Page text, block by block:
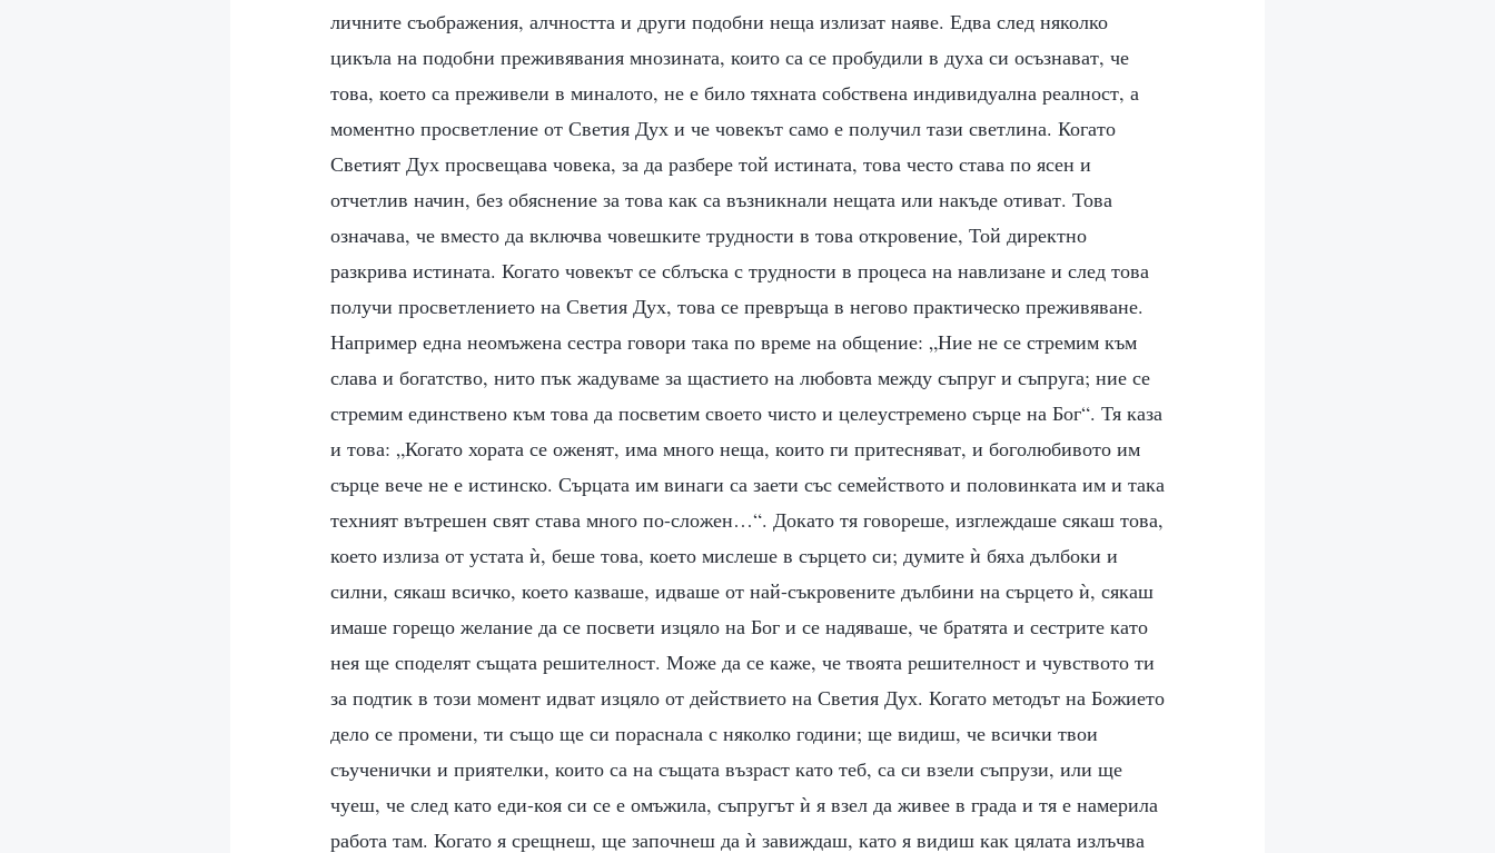
личните съображения, алчността и други подобни неща излизат наяве. Едва след няколко
цикъла на подобни преживявания мнозината, които са се пробудили в духа си осъзнават, че
това, което са преживели в миналото, не е било тяхната собствена индивидуална реалност, а
моментно просветление от Светия Дух и че човекът само е получил тази светлина. Когато
Светият Дух просвещава човека, за да разбере той истината, това често става по ясен и
отчетлив начин, без обяснение за това как са възникнали нещата или накъде отиват. Това
означава, че вместо да включва човешките трудности в това откровение, Той директно
разкрива истината. Когато човекът се сблъска с трудности в процеса на навлизане и след това
получи просветлението на Светия Дух, това се превръща в негово практическо преживяване.
Например една неомъжена сестра говори така по време на общение: „Ние не се стремим към
слава и богатство, нито пък жадуваме за щастието на любовта между съпруг и съпруга; ние се
стремим единствено към това да посветим своето чисто и целеустремено сърце на Бог“. Тя каза
и това: „Когато хората се оженят, има много неща, които ги притесняват, и боголюбивото им
сърце вече не е истинско. Сърцата им винаги са заети със семейството и половинката им и така
техният вътрешен свят става много по-сложен…“. Докато тя говореше, изглеждаше сякаш това,
което излиза от устата ѝ, беше това, което мислеше в сърцето си; думите ѝ бяха дълбоки и
силни, сякаш всичко, което казваше, идваше от най-съкровените дълбини на сърцето ѝ, сякаш
имаше горещо желание да се посвети изцяло на Бог и се надяваше, че братята и сестрите като
нея ще споделят същата решителност. Може да се каже, че твоята решителност и чувството ти
за подтик в този момент идват изцяло от действието на Светия Дух. Когато методът на Божието
дело се промени, ти също ще си пораснала с няколко години; ще видиш, че всички твои
съученички и приятелки, които са на същата възраст като теб, са си взели съпрузи, или ще
чуеш, че след като еди-коя си се е омъжила, съпругът ѝ я взел да живее в града и тя е намерила
работа там. Когато я срещнеш, ще започнеш да ѝ завиждаш, като я видиш как цялата излъчва